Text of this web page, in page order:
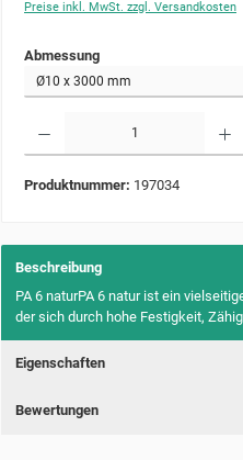
Preise inkl. MwSt. zzgl. Versandkosten
Abmessungauswählen
Produktnummer: 197034
Beschreibung
PA 6 naturPA 6 natur ist ein
der sich durch hohe Festigkeit,
Eigenschaften
Bewertungen